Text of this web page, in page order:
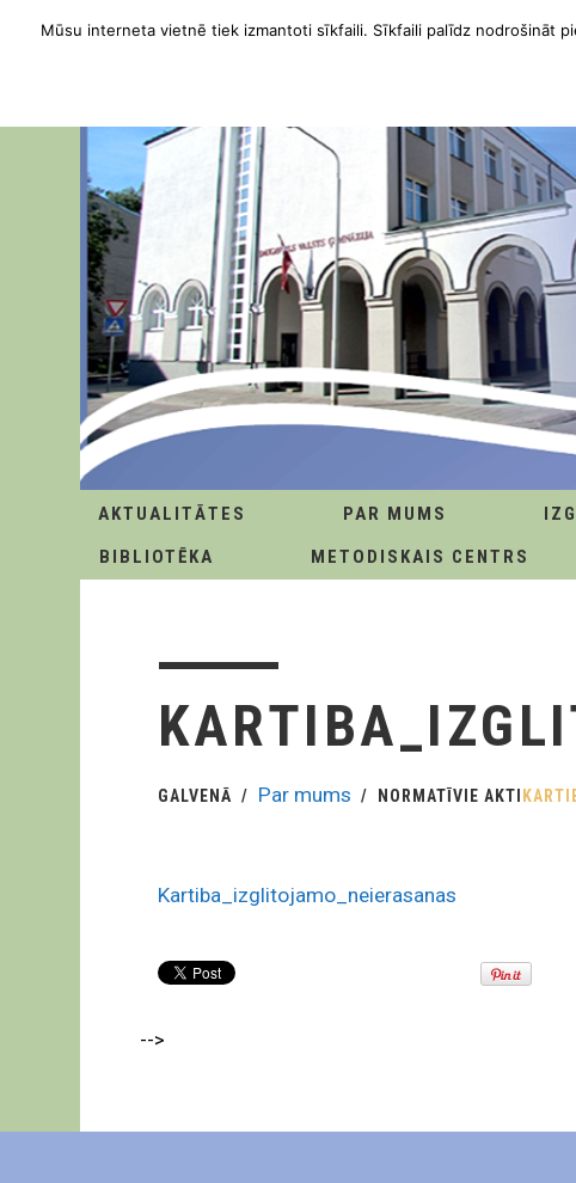
AKTUALITĀTES PAR MUMS
BIBLIOTĒKA
METODISKAIS CENTRS
GALVENĀ Par mums NORMATĪVIE AKTI
Kartiba_izglitojamo_neierasanas
-->
Mūsu interneta vietnē tiek izmantoti sīkfaili. Sīkfaili palīdz nodrošināt